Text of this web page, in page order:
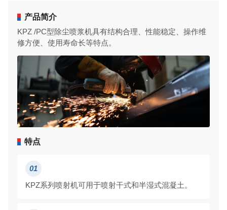
产品简介
KPZ /PC型除尘喷浆机具有结构合理、性能稳定、操作维
修方便、使用寿命长等特点。
特点
01
KPZ系列喷射机可用于喷射干式和半湿式混凝土。